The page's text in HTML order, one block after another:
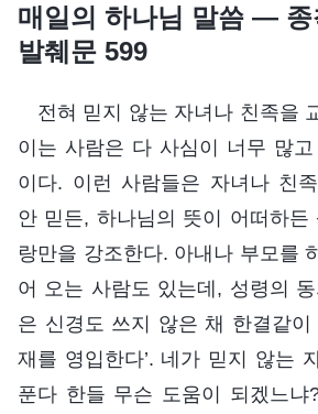
매일의 하나님 말씀 ― 종
발췌문 599
전혀 믿지 않는 자녀나 친족을
이는 사람은 다 사심이 너무 많
이다. 이런 사람들은 자녀나 친
안 믿든, 하나님의 뜻이 어떠하
랑만을 강조한다. 아내나 부모를
어 오는 사람도 있는데, 성령의
은 신경도 쓰지 않은 채 한결같이
재를 영입한다’. 네가 믿지 않는
푼다 한들 무슨 도움이 되겠느냐